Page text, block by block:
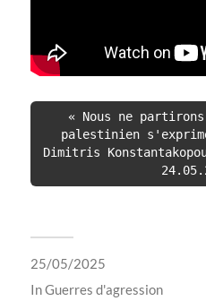
« Nous ne
palestinien
Dimitris
25/05/2025
InGuerres d'agression